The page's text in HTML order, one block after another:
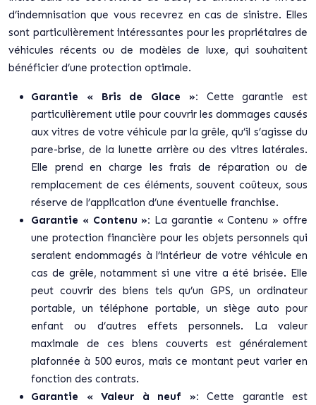
d’indemnisation que vous recevrez en cas de sinistre. Elles
sont particulièrement intéressantes pour les propriétaires de
véhicules récents ou de modèles de luxe, qui souhaitent
bénéficier d’une protection optimale.
Garantie « Bris de Glace »: Cette garantie est
particulièrement utile pour couvrir les dommages causés
aux vitres de votre véhicule par la grêle, qu’il s’agisse du
pare-brise, de la lunette arrière ou des vitres latérales.
Elle prend en charge les frais de réparation ou de
remplacement de ces éléments, souvent coûteux, sous
réserve de l’application d’une éventuelle franchise.
Garantie « Contenu »: La garantie « Contenu » offre
une protection financière pour les objets personnels qui
seraient endommagés à l’intérieur de votre véhicule en
cas de grêle, notamment si une vitre a été brisée. Elle
peut couvrir des biens tels qu’un GPS, un ordinateur
portable, un téléphone portable, un siège auto pour
enfant ou d’autres effets personnels. La valeur
maximale de ces biens couverts est généralement
plafonnée à 500 euros, mais ce montant peut varier en
fonction des contrats.
Garantie « Valeur à neuf »: Cette garantie est